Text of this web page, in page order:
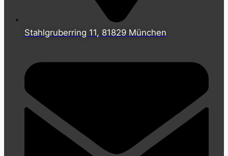
Stahlgruberring 11, 81829 München